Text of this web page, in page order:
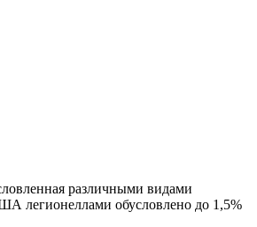
различными видами
легионеллами обусловлено до 1,5%